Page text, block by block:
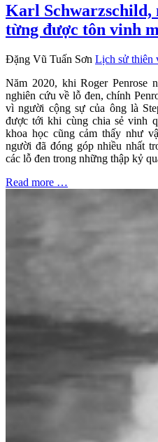
Karl Schwarzschild,
từng được tôn vinh
Đặng Vũ Tuấn Sơn Lịch sử thiên
Năm 2020, khi Roger
nghiên cứu về lỗ đen, chính
vì người cộng sự của ông là
được tới khi cùng chia sẻ vinh
khoa học cũng cảm thấy như
người đã đóng góp nhiều nhất
các lỗ đen trong những thập kỷ
Read more …